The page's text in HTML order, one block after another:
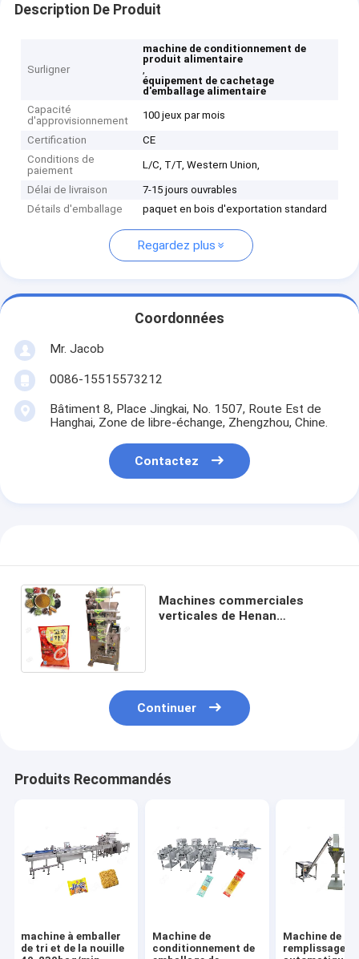
Description De Produit
Surligner
machine de conditionnement de
produit alimentaire
,
équipement de cachetage
d'emballage alimentaire
Capacité
d'approvisionnement
100 jeux par mois
Certification
CE
Conditions de
paiement
L/C, T/T, Western Union,
Délai de livraison
7-15 jours ouvrables
Détails d'emballage
paquet en bois d'exportation standard
Regardez plus
Coordonnées
Mr. Jacob
0086-15515573212
Bâtiment 8, Place Jingkai, No. 1507, Route Est de
Hanghai, Zone de libre-échange, Zhengzhou, Chine.
Contactez
Machines commerciales
verticales de Henan
Continuer
Produits Recommandés
machine à emballer
de tri et de la nouille
Machine de
conditionnement de
Machine de
remplissage